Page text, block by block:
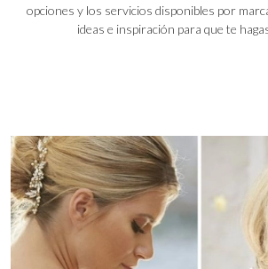
opciones y los servicios disponibles por
ideas e inspiración para que te